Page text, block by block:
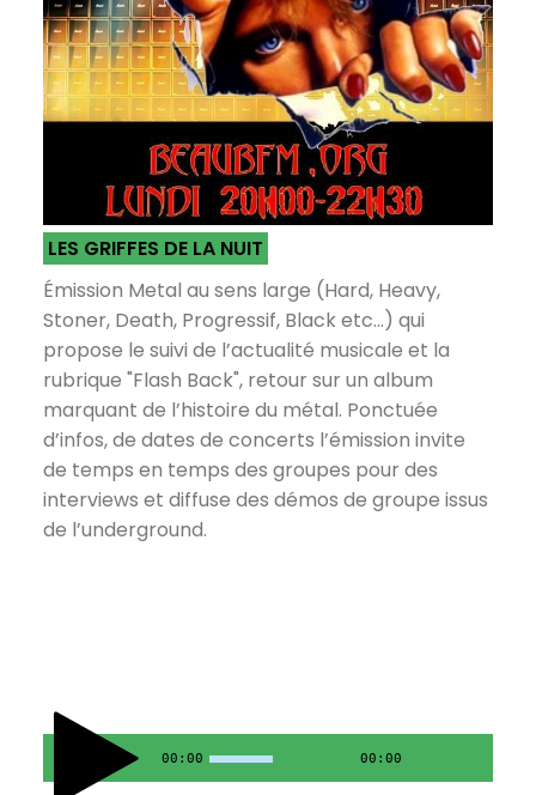
LES GRIFFES DE LA NUIT
Émission Metal au sens large (Hard, Heavy,
Stoner, Death, Progressif, Black etc...) qui
propose le suivi de l’actualité musicale et la
rubrique "Flash Back", retour sur un album
marquant de l’histoire du métal. Ponctuée
d’infos, de dates de concerts l’émission invite
de temps en temps des groupes pour des
interviews et diffuse des démos de groupe issus
de l’underground.
00:00 00:00